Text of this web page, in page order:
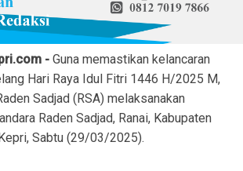
- Guna memastikan kelancaran
Hari Raya Idul Fitri 1446 H/2025 M,
Sadjad (RSA) melaksanakan
Raden Sadjad, Ranai, Kabupaten
Sabtu (29/03/2025).